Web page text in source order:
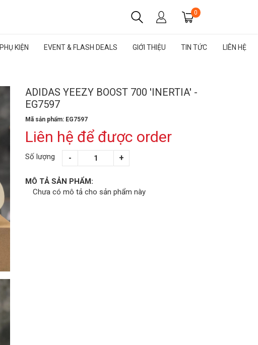
0
PHỤ KIỆN EVENT & FLASH DEALS GIỚI THIỆU TIN TỨC LIÊN HỆ
ADIDAS YEEZY BOOST 700 'INERTIA' -
EG7597
Mã sản phẩm: EG7597
Liên hệ để được order
Số lượng
MÔ TẢ SẢN PHẨM:
Chưa có mô tả cho sản phẩm này